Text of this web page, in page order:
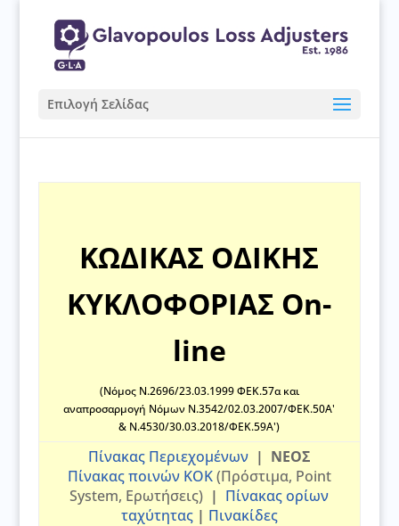
Επιλογή Σελίδας
ΚΩΔΙΚΑΣ ΟΔΙΚΗΣ
ΚΥΚΛΟΦΟΡΙΑΣ Οn-
line
(Νόμος Ν.2696/23.03.1999 ΦΕΚ.57α και
αναπροσαρμογή Νόμων Ν.3542/02.03.2007/ΦΕΚ.50Α'
& Ν.4530/30.03.2018/ΦΕΚ.59Α')
Πίνακας Περιεχομένων | ΝΕΟΣ
Πίνακας ποινών ΚΟΚ(Πρόστιμα, Point
System, Ερωτήσεις) | Πίνακας ορίων
ταχύτητας | Πινακίδες